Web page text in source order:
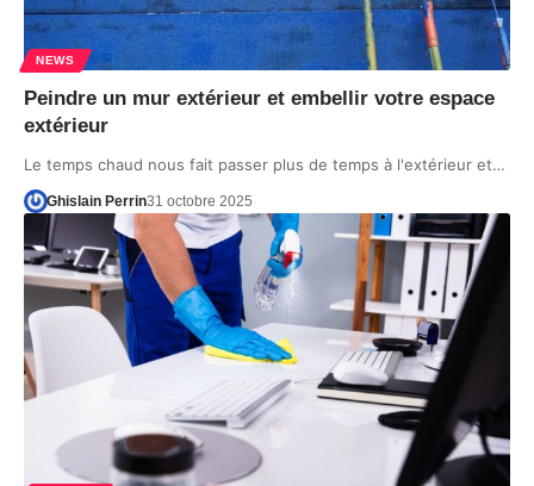
NEWS
Peindre un mur extérieur et embellir votre espace
extérieur
Le temps chaud nous fait passer plus de temps à l'extérieur et…
Ghislain Perrin31 octobre 2025